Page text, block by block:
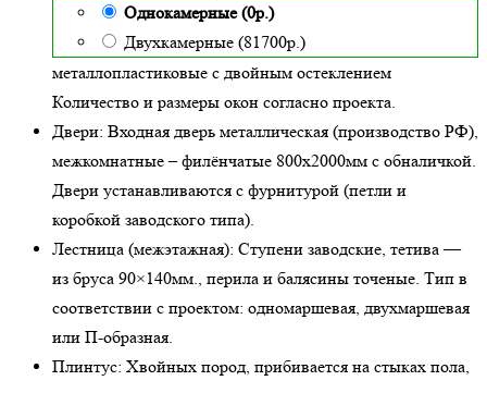
Однокамерные (0р.)
Двухкамерные (81700р.)
металлопластиковые с двойным остеклением
Количество и размеры окон согласно проекта.
Двери: Входная дверь металлическая (производство РФ),
межкомнатные – филёнчатые 800х2000мм с обналичкой.
Двери устанавливаются с фурнитурой (петли и
коробкой заводского типа).
Лестница (межэтажная): Ступени заводские, тетива —
из бруса 90×140мм., перила и балясины точеные. Тип в
соответствии с проектом: одномаршевая, двухмаршевая
или П-образная.
Плинтус: Хвойных пород, прибивается на стыках пола,